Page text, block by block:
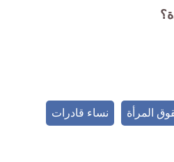
المرأة نساء قادرات